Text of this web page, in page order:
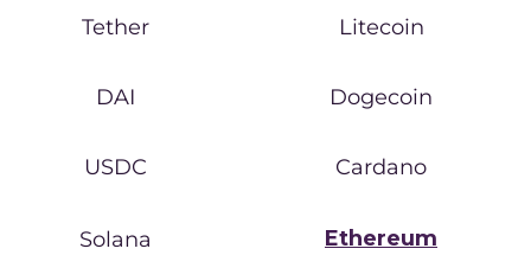
Tether Litecoin
DAI Dogecoin
USDC Cardano
Solana Ethereum